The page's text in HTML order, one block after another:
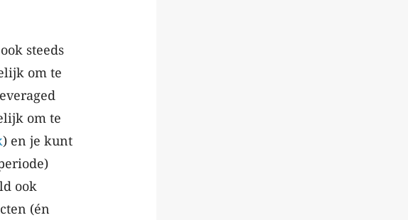
steeds
om te
om te
) en je kunt
ook
(én